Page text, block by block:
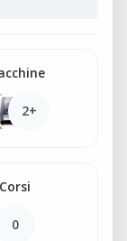
2+
Corsi
0